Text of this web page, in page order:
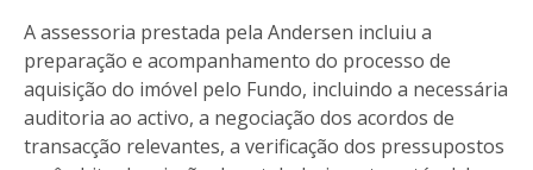
A assessoria prestada pela Andersen incluiu a
preparação e acompanhamento do processo de
aquisição do imóvel pelo Fundo, incluindo a necessária
auditoria ao activo, a negociação dos acordos de
transacção relevantes, a verificação dos pressupostos